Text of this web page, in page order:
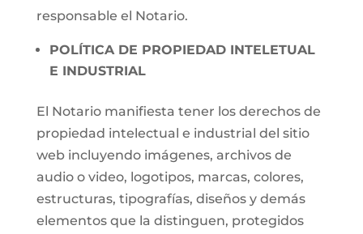
responsable el Notario.
POLÍTICA DE PROPIEDAD INTELETUAL
E INDUSTRIAL
El Notario manifiesta tener los derechos de
propiedad intelectual e industrial del sitio
web incluyendo imágenes, archivos de
audio o video, logotipos, marcas, colores,
estructuras, tipografías, diseños y demás
elementos que la distinguen, protegidos